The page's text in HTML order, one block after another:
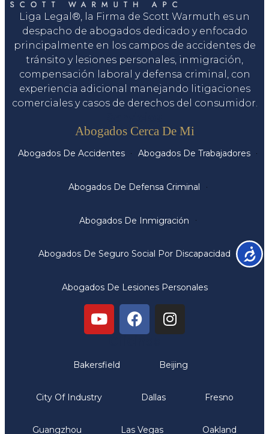
Liga Legal®, la Firma de Scott Warmuth es un
despacho de abogados dedicado y enfocado
principalmente en los campos de accidentes de
tránsito y lesiones personales, inmigración,
compensación laboral y defensa criminal, con
experiencia adicional manejando litigaciones
comerciales y casos de derechos del consumidor.
Abogados Cerca De Mi
Abogados De Accidentes Abogados De Trabajadores
Abogados De Defensa Criminal
Abogados De Inmigración
Abogados De Seguro Social Por Discapacidad
Abogados De Lesiones Personales
Bakersfield Beijing
City Of Industry Dallas Fresno
Guangzhou Las Vegas Oakland